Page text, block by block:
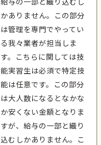
かありません。この部分
は管理を専門でやってい
る我々業者が担当しま
す。こちらに関しては技
能実習生は必須で特定技
能は任意です。この部分
は大人数になるとなかな
か安くない金額となりま
すが、給与の一部と織り
込むしかありません。こ